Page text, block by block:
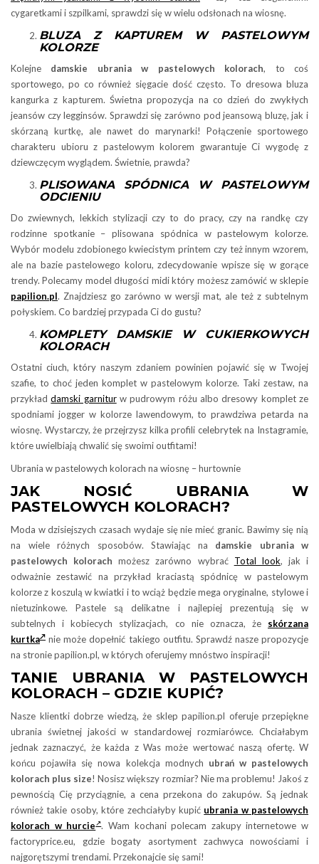
cygaretkami i szpilkami, sprawdzi się w wielu odsłonach na wiosnę.
BLUZA Z KAPTUREM W PASTELOWYM
KOLORZE
Kolejne damskie ubrania w pastelowych kolorach, to coś
sportowego, po co również sięgacie dość często. To dresowa bluza
kangurka z kapturem. Świetna propozycja na co dzień do zwykłych
jeansów czy legginsów. Sprawdzi się zarówno pod jeansową bluzę, jak i
skórzaną kurtkę, ale nawet do marynarki! Połączenie sportowego
charakteru ubioru z pastelowym kolorem gwarantuje Ci wygodę z
dziewczęcym wyglądem. Świetnie, prawda?
PLISOWANA SPÓDNICA W PASTELOWYM
ODCIENIU
Do zwiewnych, lekkich stylizacji czy to do pracy, czy na randkę czy
rodzinne spotkanie – plisowana spódnica w pastelowym kolorze.
Wybór modelu zdobionego kwiecistym printem czy też innym wzorem,
ale na bazie pastelowego koloru, zdecydowanie wpisze się w gorące
trendy. Polecamy model długości midi który możesz zamówić w sklepie
papilion.pl. Znajdziesz go zarówno w wersji mat, ale też z subtelnym
połyskiem. Co bardziej przypada Ci do gustu?
KOMPLETY DAMSKIE W CUKIERKOWYCH
KOLORACH
Ostatni ciuch, który naszym zdaniem powinien pojawić się w Twojej
szafie, to choć jeden komplet w pastelowym kolorze. Taki zestaw, na
przykładdamski garniturw pudrowym różu albo dresowy komplet ze
spodniami jogger w kolorze lawendowym, to prawdziwa petarda na
wiosnę. Wystarczy, że przejrzysz kilka profili celebrytek na Instagramie,
które uwielbiają chwalić się swoimi outfitami!
Ubrania w pastelowych kolorach na wiosnę – hurtownie
JAK NOSIĆ UBRANIA W
PASTELOWYCH KOLORACH?
Moda w dzisiejszych czasach wydaje się nie mieć granic. Bawimy się nią
na wiele różnych sposobów. Stawiając na damskie ubrania w
pastelowych kolorach możesz zarówno wybrać Total look, jak i
odważnie zestawić na przykład kraciastą spódnicę w pastelowym
kolorze z koszulą w kwiatki i to wciąż będzie mega oryginalne, stylowe i
nietuzinkowe. Pastele są delikatne i najlepiej prezentują się w
subtelnych i kobiecych stylizacjach, co nie oznacza, że skórzana
kurtka
nie może dopełnić takiego outfitu. Sprawdź nasze propozycje
na stronie papilion.pl, w których oferujemy mnóstwo inspiracji!
TANIE UBRANIA W PASTELOWYCH
KOLORACH – GDZIE KUPIĆ?
Nasze klientki dobrze wiedzą, że sklep papilion.pl oferuje przepiękne
ubrania świetnej jakości w standardowej rozmiarówce. Chciałabym
jednak zaznaczyć, że każda z Was może wertować naszą ofertę. W
końcu pojawiła się nowa kolekcja modnych ubrań w pastelowych
kolorach plus size! Nosisz większy rozmiar? Nie ma problemu! Jakoś z
pewnością Cię przyciągnie, a cena przekona do zakupów. Są jednak
również takie osoby, które zechciałyby kupić ubrania w pastelowych
kolorach w hurcie . Wam kochani polecam zakupy internetowe w
factoryprice.eu, gdzie bogaty asortyment zachwyca nowościami i
najgorętszymi trendami. Przekonajcie się sami!